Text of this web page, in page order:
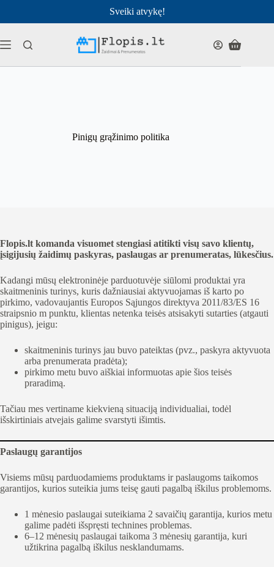
turinio
Sveiki atvykę!
Pirkinių
Pinigų grąžinimo politika
Flopis.lt komanda visuomet stengiasi atitikti visų savo klientų,
įsigijusių žaidimų paskyras, paslaugas ar prenumeratas, lūkesčius.
Kadangi mūsų elektroninėje parduotuvėje siūlomi produktai yra
skaitmeninis turinys, kuris dažniausiai aktyvuojamas iš karto po
pirkimo, vadovaujantis Europos Sąjungos direktyva 2011/83/ES 16
straipsnio m punktu, klientas netenka teisės atsisakyti sutarties (atgauti
pinigus), jeigu:
skaitmeninis turinys jau buvo pateiktas (pvz., paskyra aktyvuota
arba prenumerata pradėta);
pirkimo metu buvo aiškiai informuotas apie šios teisės
praradimą.
Tačiau mes vertiname kiekvieną situaciją individualiai, todėl
išskirtiniais atvejais galime svarstyti išimtis.
Paslaugų garantijos
Visiems mūsų parduodamiems produktams ir paslaugoms taikomos
garantijos, kurios suteikia jums teisę gauti pagalbą iškilus problemoms.
1 mėnesio paslaugai suteikiama 2 savaičių garantija, kurios metu
galime padėti išspręsti technines problemas.
6–12 mėnesių paslaugai taikoma 3 mėnesių garantija, kuri
užtikrina pagalbą iškilus nesklandumams.